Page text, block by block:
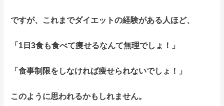
ですが、これまでダイエットの経験がある人ほど、
「1日3食も食べて痩せるなんて無理でしょ！」
「食事制限をしなければ痩せられないでしょ！」
このように思われるかもしれません。